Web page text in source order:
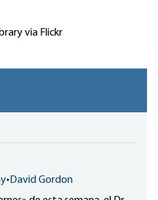
via Flickr
• David Gordon